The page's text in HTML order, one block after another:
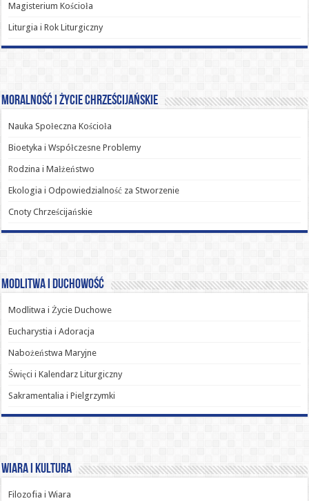
Magisterium Kościoła
Liturgia i Rok Liturgiczny
Moralność i Życie Chrześcijańskie
Nauka Społeczna Kościoła
Bioetyka i Współczesne Problemy
Rodzina i Małżeństwo
Ekologia i Odpowiedzialność za Stworzenie
Cnoty Chrześcijańskie
Modlitwa i Duchowość
Modlitwa i Życie Duchowe
Eucharystia i Adoracja
Nabożeństwa Maryjne
Święci i Kalendarz Liturgiczny
Sakramentalia i Pielgrzymki
Wiara i Kultura
Filozofia i Wiara